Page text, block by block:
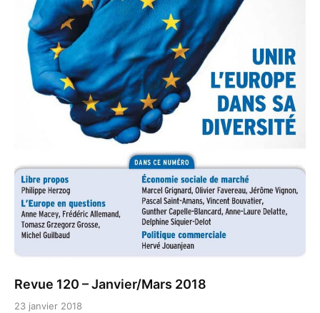
Revue 120 – Janvier/Mars 2018
23 janvier 2018